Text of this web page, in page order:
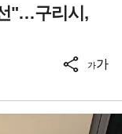
"…구리시,
가가